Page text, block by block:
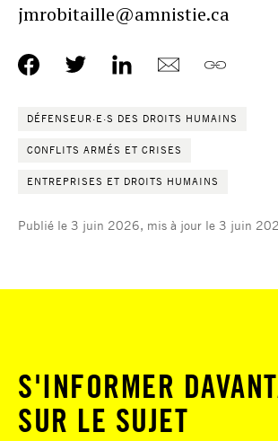
jmrobitaille@amnistie.ca
DÉFENSEUR·E·S DES DROITS HUMAINS
CONFLITS ARMÉS ET CRISES
ENTREPRISES ET DROITS HUMAINS
Publié le 3 juin 2026, mis à jour le 3 juin
S'INFORMER
SUR LE SUJET